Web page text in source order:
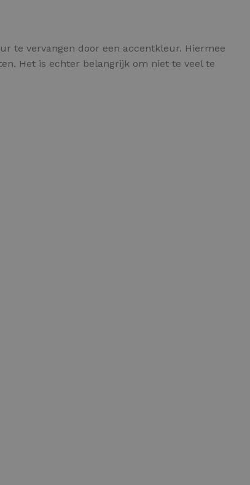
te vervangen door een accentkleur. Hiermee
Het is echter belangrijk om niet te veel te